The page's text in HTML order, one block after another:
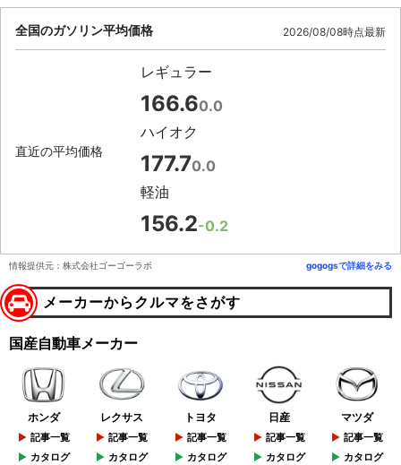
全国のガソリン平均価格 2026/08/08時点最新
直近の平均価格
レギュラー
166.60.0
ハイオク
177.70.0
軽油
156.2-0.2
情報提供元：株式会社ゴーゴーラボ gogogsで詳細をみる
メーカーからクルマをさがす
国産自動車メーカー
ホンダ
記事一覧
カタログ
レクサス
記事一覧
カタログ
トヨタ
記事一覧
カタログ
日産
記事一覧
カタログ
マツダ
記事一覧
カタログ